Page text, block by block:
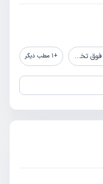
+
1 مطب دیگر